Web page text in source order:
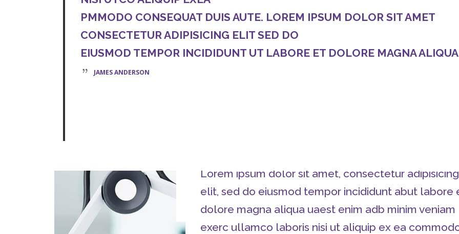
PMMODO CONSEQUAT DUIS AUTE. LOREM IPSUM DOLOR SIT AMET
CONSECTETUR ADIPISICING ELIT SED DO
EIUSMOD TEMPOR INCIDIDUNT UT LABORE ET DOLORE MAGNA
JAMES ANDERSON
Lorem ipsum dolor sit amet, consectetur adipisicing
elit, sed do eiusmod tempor incididunt abut labore
dolore magna aliqua uaest enim adb minim veniam
exerc ullamco laboris nisi ut aliquip ex ea